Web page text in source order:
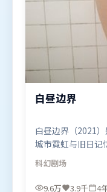
白昼边界
白昼边界（2021）
城市霓虹与旧日记
断付出代价。视听
面情绪贴合。由是
艺珍，章子怡等联
科幻剧场
9.6万 3.9千 4